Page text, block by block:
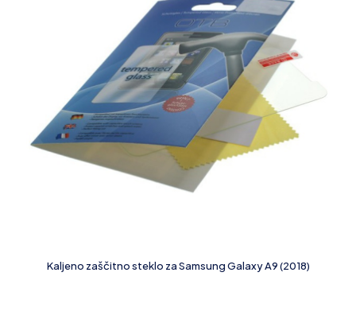
Kaljeno zaščitno steklo za Samsung Galaxy A9 (2018)